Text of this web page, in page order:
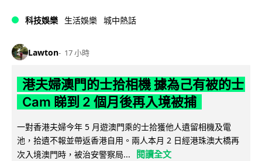
科技娛樂 生活娛樂 城中熱話
Lawton 17 小時
港夫婦澳門的士拾相機 據為己有被的士
Cam 睇到 2 個月後再入境被捕
一對香港夫婦今年 5 月遊澳門乘的士拾獲他人遺留相機及電
池，拾遺不報並帶返香港自用。兩人本月 2 日經港珠澳大橋再
次入境澳門時，被治安警察局...
閱讀全文